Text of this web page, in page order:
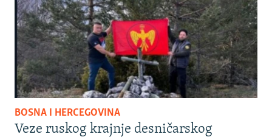
BOSNA I HERCEGOVINA
Veze ruskog krajnje desničarskog